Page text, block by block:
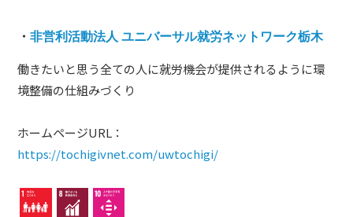
・非営利活動法人 ユニバーサル就労ネットワーク栃木
働きたいと思う全ての人に就労機会が提供されるように環
境整備の仕組みづくり
ホームページURL：
https://tochigivnet.com/uwtochigi/